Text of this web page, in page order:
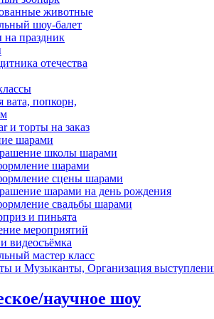
животные
шоу-балет
праздник
отечества
вата, попкорн,
и торты на заказ
шарами
школы шарами
шарами
сцены шарами
шарами на день рождения
свадьбы шарами
и пиньята
мероприятий
видеосъёмка
мастер класс
и Музыканты, Организация
научное шоу